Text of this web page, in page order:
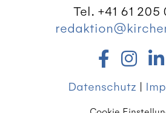
Tel. +41 61 205
Datenschutz |